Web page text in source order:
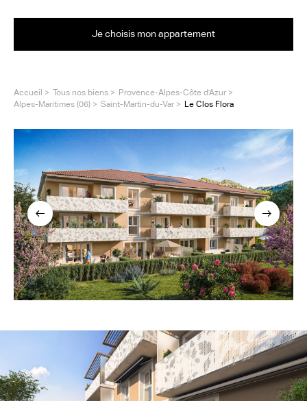
Je choisis mon appartement
Accueil Tous nos biens
Provence-Alpes-Côte d'Azur
Alpes-Maritimes (06)
Saint-Martin-du-Var Le Clos Flora